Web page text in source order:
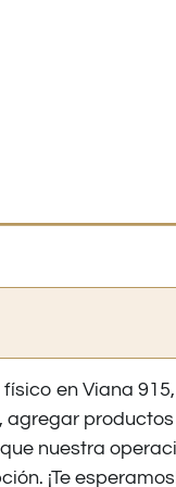
en Viana
agregar
nuestra
¡Te